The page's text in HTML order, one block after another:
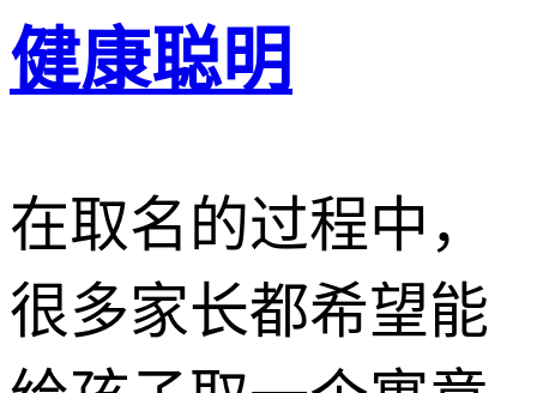
健康聪明
在取名的过程中，
很多家长都希望能